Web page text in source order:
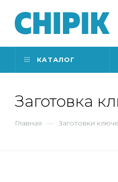
КАТАЛОГ
Заготовка
Главная — Заготовки